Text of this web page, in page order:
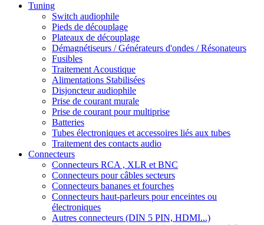
Tuning
Switch audiophile
Pieds de découplage
Plateaux de découplage
Démagnétiseurs / Générateurs d'ondes / Résonateurs
Fusibles
Traitement Acoustique
Alimentations Stabilisées
Disjoncteur audiophile
Prise de courant murale
Prise de courant pour multiprise
Batteries
Tubes électroniques et accessoires liés aux tubes
Traitement des contacts audio
Connecteurs
Connecteurs RCA , XLR et BNC
Connecteurs pour câbles secteurs
Connecteurs bananes et fourches
Connecteurs haut-parleurs pour enceintes ou
électroniques
Autres connecteurs (DIN 5 PIN, HDMI...)